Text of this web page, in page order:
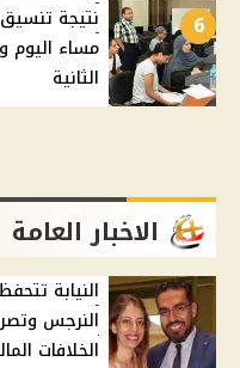
6
مساء اليوم
الثانية
الاخبار العامة
النيابة
النرجس
الخلافات